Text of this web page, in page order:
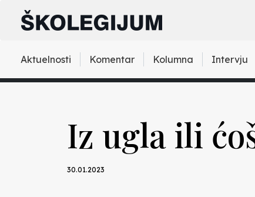
Aktuelnosti Komentar Kolumna Intervju
Iz ugla ili
30.01.2023